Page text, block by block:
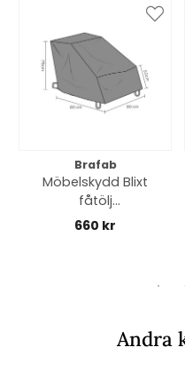
Brafab
Möbelskydd Blixt
fåtölj
80x80xH50/75 cm,
660 kr
Andra